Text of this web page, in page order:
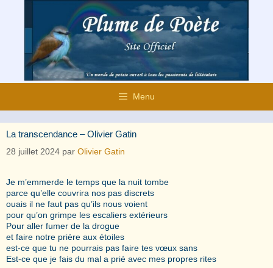
contenu
Menu
La transcendance – Olivier Gatin
28 juillet 2024 par Olivier Gatin
Je m’emmerde le temps que la nuit tombe
parce qu’elle couvrira nos pas discrets
ouais il ne faut pas qu’ils nous voient
pour qu’on grimpe les escaliers extérieurs
Pour aller fumer de la drogue
et faire notre prière aux étoiles
est-ce que tu ne pourrais pas faire tes vœux sans
Est-ce que je fais du mal a prié avec mes propres rites